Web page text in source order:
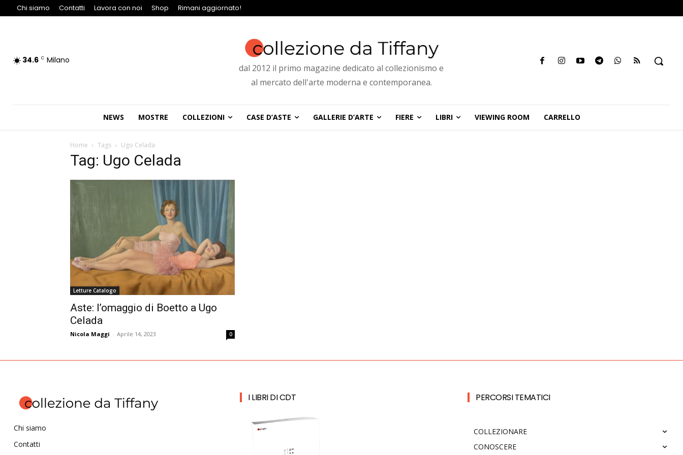
Chi siamo Contatti Lavora con noi Shop Rimani aggiornato!
34.6 C Milano
dal 2012 il primo magazine dedicato al collezionismo e
al mercato dell'arte moderna e contemporanea.
NEWS MOSTRE COLLEZIONI CASE D’ASTE GALLERIE D’ARTE FIERE LIBRI VIEWING ROOM CARRELLO
Home Tags Ugo Celada
Tag: Ugo Celada
Letture Catalogo
Aste: l’omaggio di Boetto a Ugo
Celada
Nicola Maggi - Aprile 14, 2023 0
Chi siamo
Contatti
I LIBRI DI CDT PERCORSI TEMATICI
COLLEZIONARE
CONOSCERE